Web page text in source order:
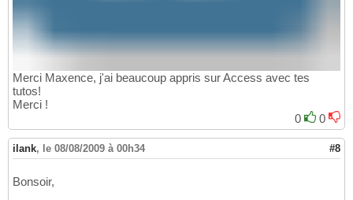
Merci Maxence, j'ai beaucoup appris sur Access avec tes
tutos!
Merci !
0
0
ilank, le 08/08/2009 à 00h34 #8
Bonsoir,